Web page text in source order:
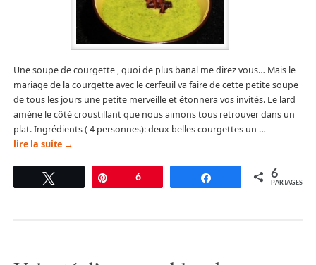
Une soupe de courgette , quoi de plus banal me direz vous… Mais le
mariage de la courgette avec le cerfeuil va faire de cette petite soupe
de tous les jours une petite merveille et étonnera vos invités. Le lard
amène le côté croustillant que nous aimons tous retrouver dans un
plat. Ingrédients ( 4 personnes): deux belles courgettes un …
lire la suite →
Tweetez Épingle
6 Partagez 6
PARTAGES